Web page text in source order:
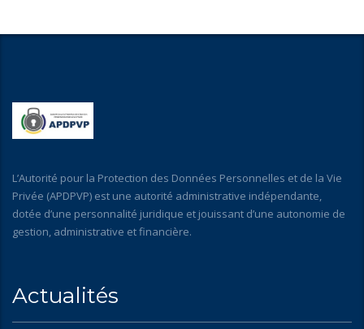
L’Autorité pour la Protection des Données Personnelles et de la Vie
Privée (APDPVP) est une autorité administrative indépendante,
dotée d’une personnalité juridique et jouissant d’une autonomie de
gestion, administrative et financière.
Actualités